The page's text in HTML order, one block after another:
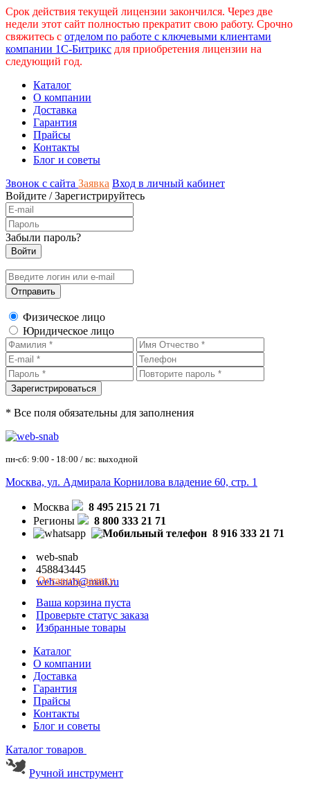
Срок действия текущей лицензии закончился. Через две
недели этот сайт полностью прекратит свою работу. Срочно
свяжитесь с отделом по работе с ключевыми клиентами
компании 1С-Битрикс для приобретения лицензии на
следующий год.
Каталог
О компании
Доставка
Гарантия
Прайсы
Контакты
Блог и советы
Звонок с сайта Заявка Вход в личный кабинет
Войдите /Зарегистрируйтесь
Забыли пароль?
Физическое лицо
Юридическое лицо
* Все поля обязательны для заполнения
пн-сб: 9:00 - 18:00 / вс: выходной
Москва, ул. Адмирала Корнилова владение 60, стр. 1
Москва
8 495 215 21 71
Регионы
8 800 333 21 71
8 916 333 21 71
web-snab
458843445
web-snab@mail.ru
Оставить заявку
Ваша корзина пуста
Проверьте статус заказа
Избранные товары
Каталог
О компании
Доставка
Гарантия
Прайсы
Контакты
Блог и советы
Каталог товаров
Ручной инструмент